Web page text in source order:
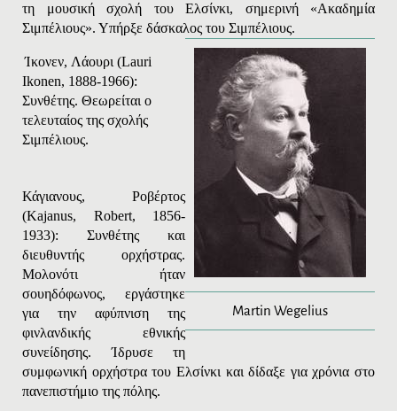
τη μουσική σχολή του Ελσίνκι, σημερινή «Ακαδημία
Σιμπέλιους». Υπήρξε δάσκαλος του Σιμπέλιους.
Martin Wegelius
Ίκονεν, Λάουρι (Lauri
Ikonen, 1888-1966):
Συνθέτης. Θεωρείται ο
τελευταίος της σχολής
Σιμπέλιους.
Κάγιανους, Ροβέρτος
(Kajanus, Robert, 1856-
1933): Συνθέτης και
διευθυντής ορχήστρας.
Μολονότι ήταν
σουηδόφωνος, εργάστηκε
για την αφύπνιση της
φινλανδικής εθνικής
συνείδησης. Ίδρυσε τη
συμφωνική ορχήστρα του Ελσίνκι και δίδαξε για χρόνια στο
πανεπιστήμιο της πόλης.